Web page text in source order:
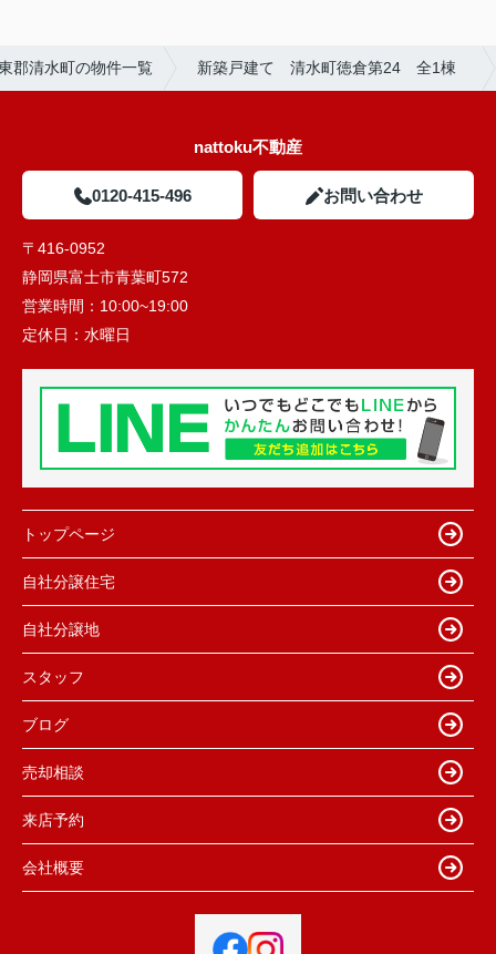
郡清水町の物件一覧 新築戸建て 清水町徳倉第24 全1棟
nattoku不動産
0120-415-496 お問い合わせ
〒416-0952
静岡県富士市青葉町572
営業時間： 10:00~19:00
定休日： 水曜日
トップページ
自社分譲住宅
自社分譲地
スタッフ
ブログ
売却相談
来店予約
会社概要